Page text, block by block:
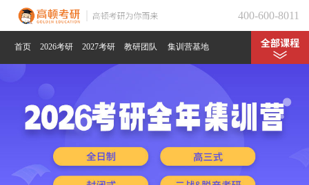
400-600-8011
首页 2026考研 2027考研 教研团队 集训营基地